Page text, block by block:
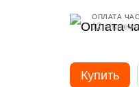
ОПЛАТА
12
Купить